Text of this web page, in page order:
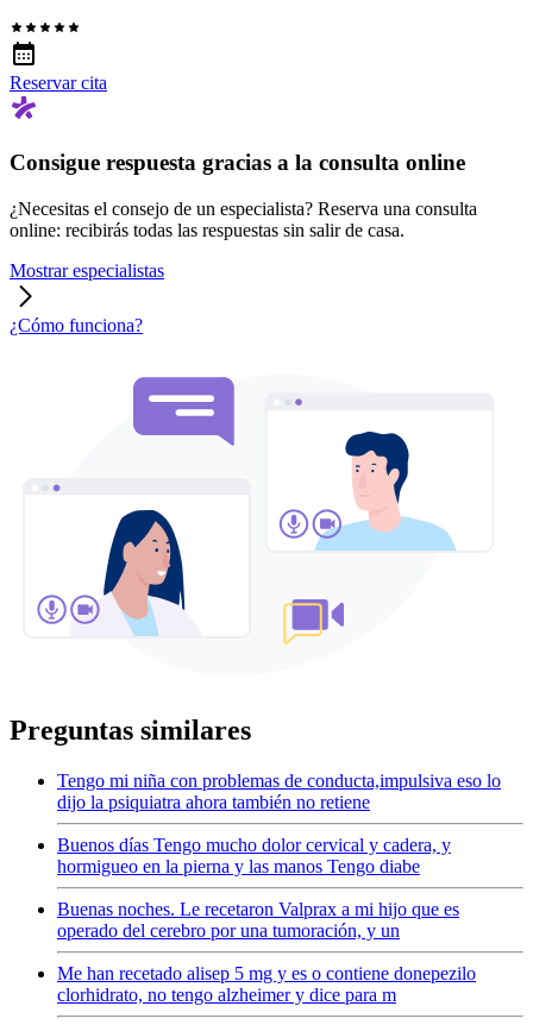
Reservar cita
Consigue respuesta gracias a la consulta online
¿Necesitas el consejo de un especialista? Reserva una consulta
online: recibirás todas las respuestas sin salir de casa.
Mostrar especialistas
¿Cómo funciona?
Preguntas similares
Tengo mi niña con problemas de conducta,impulsiva eso lo
dijo la psiquiatra ahora también no retiene
Buenos días Tengo mucho dolor cervical y cadera, y
hormigueo en la pierna y las manos Tengo diabe
Buenas noches. Le recetaron Valprax a mi hijo que es
operado del cerebro por una tumoración, y un
Me han recetado alisep 5 mg y es o contiene donepezilo
clorhidrato, no tengo alzheimer y dice para m